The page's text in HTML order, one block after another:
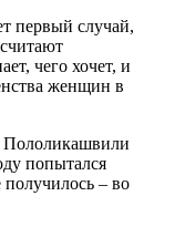
первый случай,
чего хочет, и
женщин в
Пололикашвили
попытался
– во